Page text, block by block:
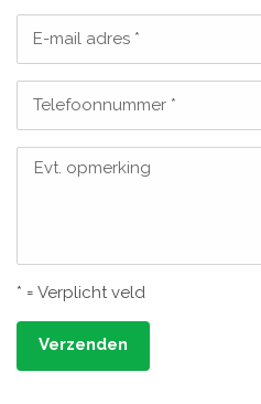
E-mail adres *
Telefoonnummer *
Evt. opmerking
* = Verplicht veld
Verzenden